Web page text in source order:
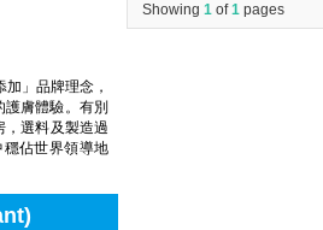
」品牌理念，
膚體驗。有別
，選料及製造過
佔世界領導地
Showing 1 of1 pages